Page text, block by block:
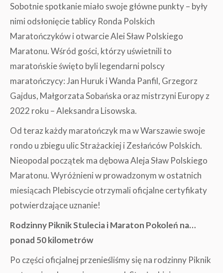
Sobotnie spotkanie miało swoje główne punkty – były
nimi odsłonięcie tablicy Ronda Polskich
Maratończyków i otwarcie Alei Sław Polskiego
Maratonu. Wśród gości, którzy uświetnili to
maratońskie święto byli legendarni polscy
maratończycy: Jan Huruk i Wanda Panfil, Grzegorz
Gajdus, Małgorzata Sobańska oraz mistrzyni Europy z
2022 roku – Aleksandra Lisowska.
Od teraz każdy maratończyk ma w Warszawie swoje
rondo u zbiegu ulic Strażackiej i Zesłańców Polskich.
Nieopodal początek ma dębowa Aleja Sław Polskiego
Maratonu. Wyróżnieni w prowadzonym w ostatnich
miesiącach Plebiscycie otrzymali oficjalne certyfikaty
potwierdzające uznanie!
Rodzinny Piknik Stulecia i Maraton Pokoleń na…
ponad 50 kilometrów
Po części oficjalnej przenieśliśmy się na rodzinny Piknik